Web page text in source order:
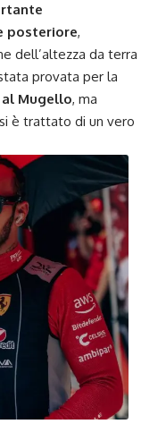
posteriore,
dell’altezza da terra
provata per la
Mugello, ma
è trattato di un vero